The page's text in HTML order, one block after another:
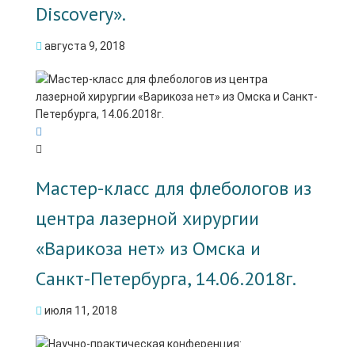
Discovery».
августа 9, 2018
Мастер-класс для флебологов из
центра лазерной хирургии
«Варикоза нет» из Омска и
Санкт-Петербурга, 14.06.2018г.
июля 11, 2018